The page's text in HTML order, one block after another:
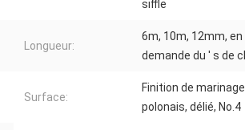
siffle
Longueur:
6m, 10m, 12mm,
demande du ′ s de
Surface:
Finition de
polonais, délié, No.4